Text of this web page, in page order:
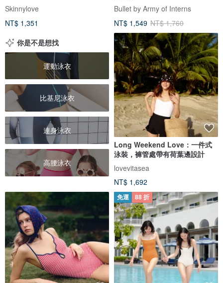
Skinnylove
NT$ 1,351
Bullet by Army of Interns
NT$ 1,549 NT$ 1,760
你是不是想找
運動泳衣
比基尼泳衣
連身泳衣
高腰泳衣
Long Weekend Love：一件式
泳裝，褲管處帶有荷葉邊設計
lovevitasea
NT$ 1,692
免運 88 折